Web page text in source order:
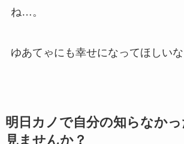
ね…。
ゆあてゃにも幸せになってほしい
明日カノで自分の知らなかっ
見ませんか？